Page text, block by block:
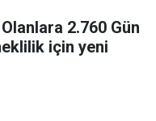
2.760 Gün
için yeni